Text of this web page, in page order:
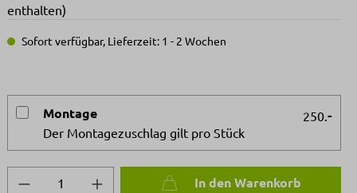
enthalten)
Sofort verfügbar, Lieferzeit: 1 - 2 Wochen
Montage
Der Montagezuschlag gilt pro Stück
250.-
Produkt Anzahl: Gib denIn den Warenkorb